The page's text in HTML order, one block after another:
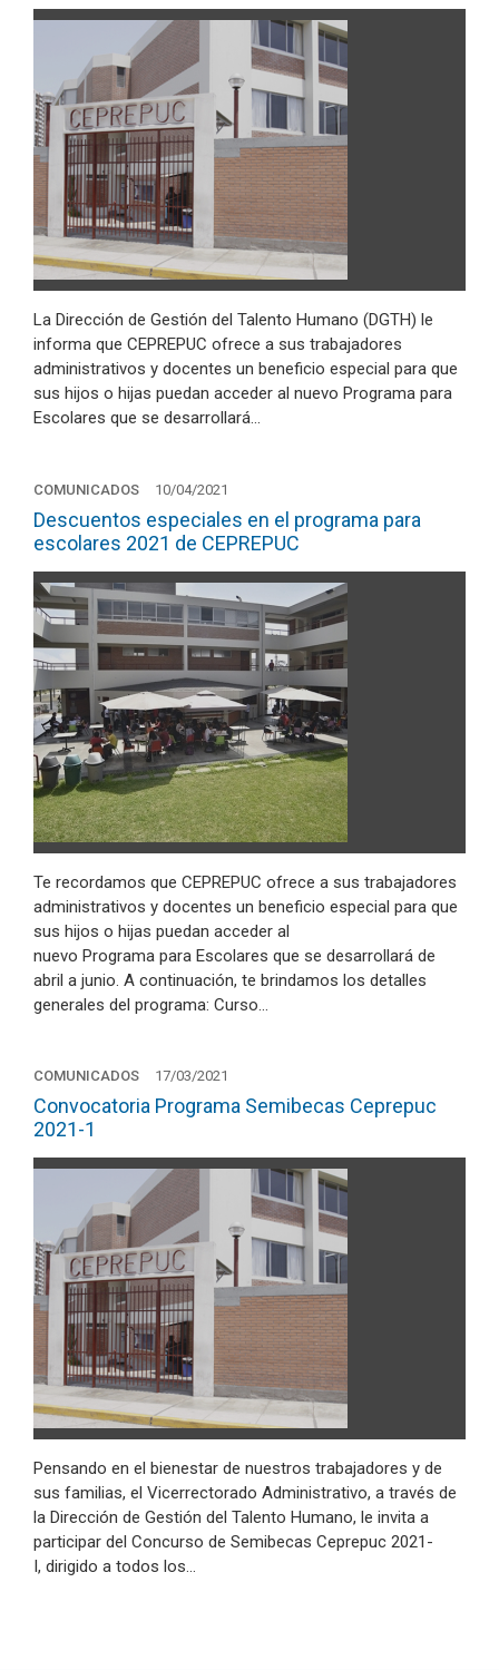
La Dirección de Gestión del Talento Humano (DGTH) le
informa que CEPREPUC ofrece a sus trabajadores
administrativos y docentes un beneficio especial para que
sus hijos o hijas puedan acceder al nuevo Programa para
Escolares que se desarrollará…
COMUNICADOS 10/04/2021
Descuentos especiales en el programa para
escolares 2021 de CEPREPUC
Te recordamos que CEPREPUC ofrece a sus trabajadores
administrativos y docentes un beneficio especial para que
sus hijos o hijas puedan acceder al
nuevo Programa para Escolares que se desarrollará de
abril a junio. A continuación, te brindamos los detalles
generales del programa: Curso…
COMUNICADOS 17/03/2021
Convocatoria Programa Semibecas Ceprepuc
2021-1
Pensando en el bienestar de nuestros trabajadores y de
sus familias, el Vicerrectorado Administrativo, a través de
la Dirección de Gestión del Talento Humano, le invita a
participar del Concurso de Semibecas Ceprepuc 2021-
I, dirigido a todos los…